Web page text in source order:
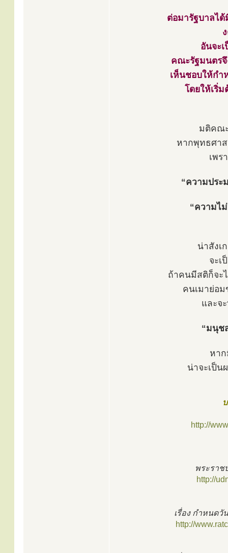
ต่อมารัฐบาลไ
อันจะ
คณะรัฐมนตร
เห็นชอบให้กำ
โดยให้เริ่
มติคณ
หากพุทธศา
เพร
“ความประ
“ความไ
น่าสังเ
จะเ
ถ้าคนมีสติก็จะ
คนเมาย่อ
และจ
“มนุช
หา
น่าจะเป็น
http://
พระรา
http://
เรื่อง กำหนด
http://